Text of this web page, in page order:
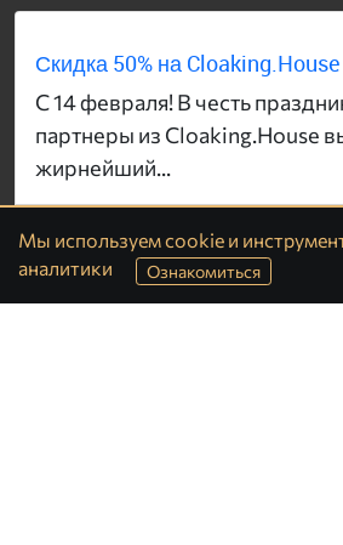
Скидка 50% на Cloaking.House
С 14 февраля! В честь
партнеры из Cloaking.House
жирнейший...
Арбитраж
Мы используем cookie и
аналитики
Ознакомиться